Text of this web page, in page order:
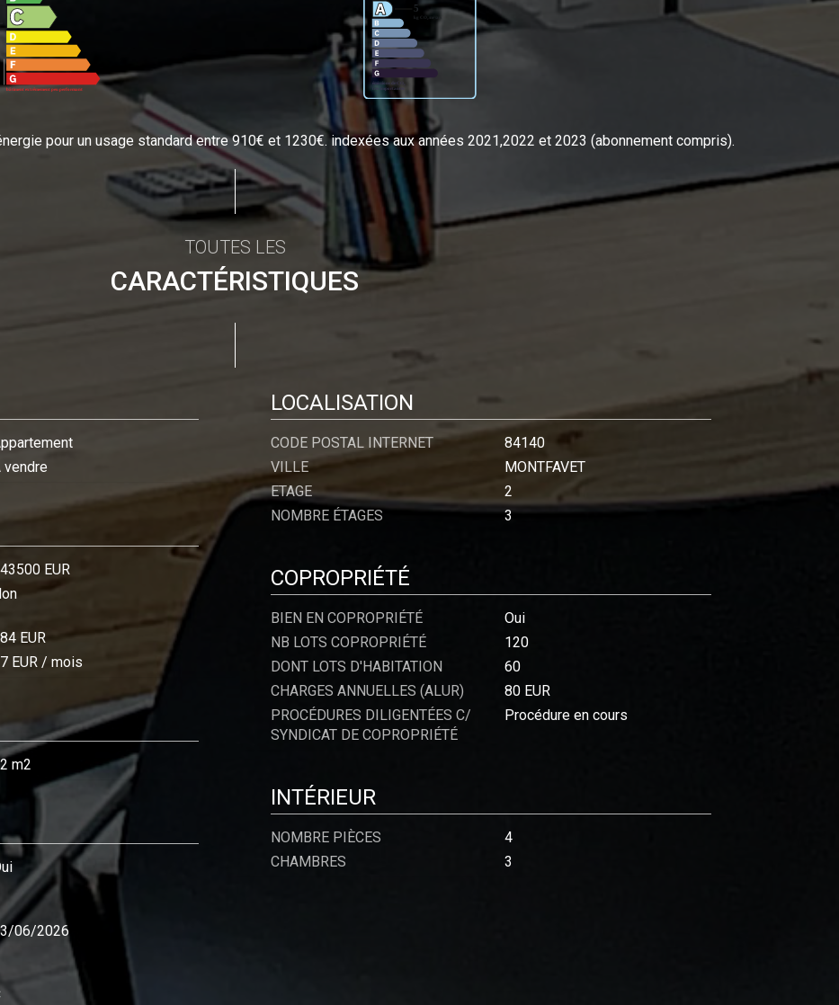
pour un usage standard entre 910€ et 1230€. indexées aux années 2021,2022 et 2023 (abonnement compris).
TOUTES LES
CARACTÉRISTIQUES
vendre
LOCALISATION
CODE POSTAL INTERNET
84140
VILLE
MONTFAVET
ETAGE
2
NOMBRE ÉTAGES
3
EUR
EUR
EUR / mois
COPROPRIÉTÉ
BIEN EN COPROPRIÉTÉ
Oui
NB LOTS COPROPRIÉTÉ
120
DONT LOTS D'HABITATION
60
CHARGES ANNUELLES (ALUR)
80 EUR
PROCÉDURES DILIGENTÉES C/
SYNDICAT DE COPROPRIÉTÉ
Procédure en cours
m2
INTÉRIEUR
NOMBRE PIÈCES
4
CHAMBRES
3
06/2026